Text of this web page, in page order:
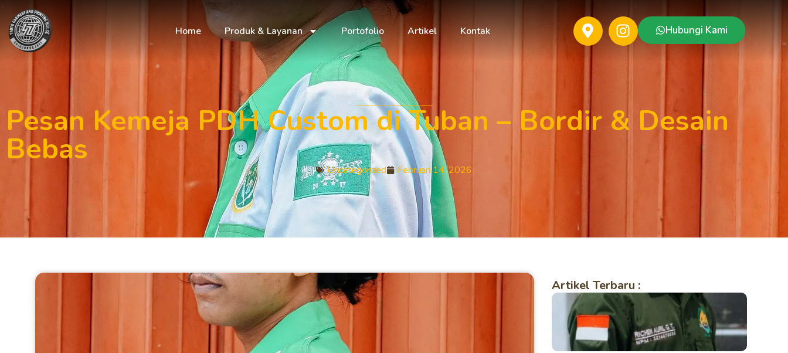
Home Produk & Layanan Portofolio Artikel Kontak Hubungi Kami
Pesan Kemeja PDH Custom di Tuban – Bordir & Desain
Bebas
Uncategorized Februari 14, 2026
Artikel Terbaru :